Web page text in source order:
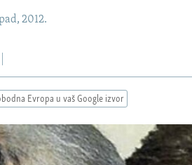
2012.
Evropa u vaš Google izvor